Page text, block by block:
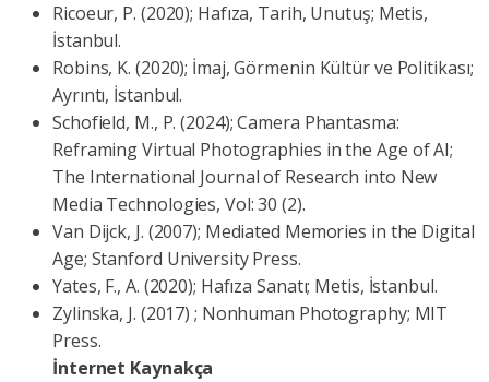
Ricoeur, P. (2020); Hafıza, Tarih, Unutuş; Metis,
İstanbul.
Robins, K. (2020); İmaj, Görmenin Kültür ve Politikası;
Ayrıntı, İstanbul.
Schofield, M., P. (2024); Camera Phantasma:
Reframing Virtual Photographies in the Age of AI;
The International Journal of Research into New
Media Technologies, Vol: 30 (2).
Van Dijck, J. (2007); Mediated Memories in the Digital
Age; Stanford University Press.
Yates, F., A. (2020); Hafıza Sanatı; Metis, İstanbul.
Zylinska, J. (2017) ; Nonhuman Photography; MIT
Press.
İnternet Kaynakça